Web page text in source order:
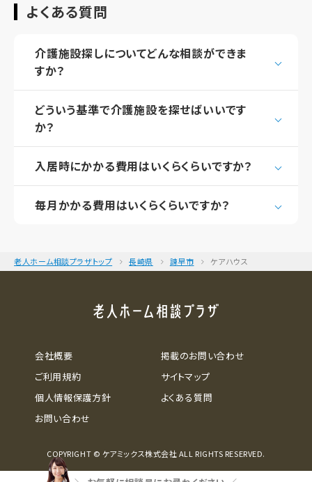
よくある質問
介護施設探しについてどんな相談ができま
すか？
どういう基準で介護施設を探せばいいです
か？
入居時にかかる費用はいくらくらいですか？
毎月かかる費用はいくらくらいですか？
老人ホーム相談プラザトップ 長崎県 諫早市 ケアハウス
会社概要
ご利用規約
個人情報保護方針
お問い合わせ
掲載のお問い合わせ
サイトマップ
よくある質問
COPYRIGHT © ケアミックス株式会社 ALL RIGHTS RESERVED.